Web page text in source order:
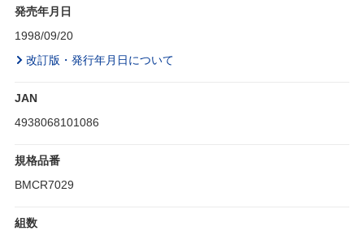
発売年月日
1998/09/20
改訂版・発行年月日について
JAN
4938068101086
規格品番
BMCR7029
組数